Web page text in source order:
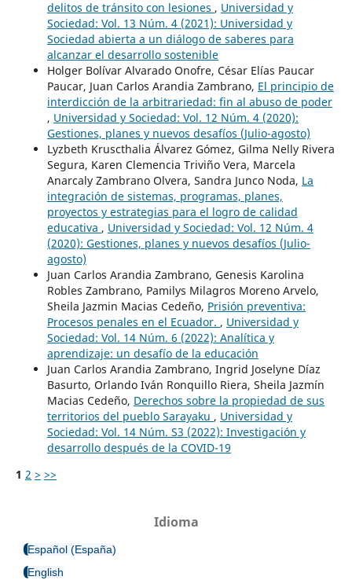
delitos de tránsito con lesiones , Universidad y
Sociedad: Vol. 13 Núm. 4 (2021): Universidad y
Sociedad abierta a un diálogo de saberes para
alcanzar el desarrollo sostenible
Holger Bolívar Alvarado Onofre, César Elías Paucar
Paucar, Juan Carlos Arandia Zambrano, El principio de
interdicción de la arbitrariedad: fin al abuso de poder
, Universidad y Sociedad: Vol. 12 Núm. 4 (2020):
Gestiones, planes y nuevos desafíos (Julio-agosto)
Lyzbeth Kruscthalia Álvarez Gómez, Gilma Nelly Rivera
Segura, Karen Clemencia Triviño Vera, Marcela
Anarcaly Zambrano Olvera, Sandra Junco Noda, La
integración de sistemas, programas, planes,
proyectos y estrategias para el logro de calidad
educativa , Universidad y Sociedad: Vol. 12 Núm. 4
(2020): Gestiones, planes y nuevos desafíos (Julio-
agosto)
Juan Carlos Arandia Zambrano, Genesis Karolina
Robles Zambrano, Pamilys Milagros Moreno Arvelo,
Sheila Jazmin Macias Cedeño, Prisión preventiva:
Procesos penales en el Ecuador. , Universidad y
Sociedad: Vol. 14 Núm. 6 (2022): Analítica y
aprendizaje: un desafío de la educación
Juan Carlos Arandia Zambrano, Ingrid Joselyne Díaz
Basurto, Orlando Iván Ronquillo Riera, Sheila Jazmín
Macias Cedeño, Derechos sobre la propiedad de sus
territorios del pueblo Sarayaku , Universidad y
Sociedad: Vol. 14 Núm. S3 (2022): Investigación y
desarrollo después de la COVID-19
1 2 > >>
Idioma
Español (España)
English